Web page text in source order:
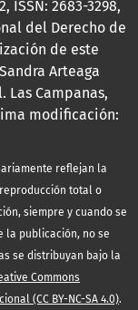
ISSN: 2683-3298,
del Derecho de
de este
Arteaga
Las Campanas,
modificación:
reflejan la
total o
siempre y cuando se
la publicación, no se
se distribuyan bajo la
Commons
(CC BY-NC-SA 4.0).